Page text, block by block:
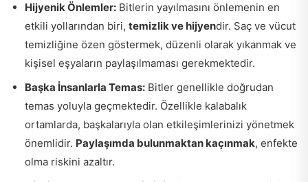
Hijyenik Önlemler: Bitlerin yayılmasını önlemenin en
etkili yollarından biri, temizlik ve hijyendir. Saç ve vücut
temizliğine özen göstermek, düzenli olarak yıkanmak ve
kişisel eşyaların paylaşılmaması gerekmektedir.
Başka İnsanlarla Temas: Bitler genellikle doğrudan
temas yoluyla geçmektedir. Özellikle kalabalık
ortamlarda, başkalarıyla olan etkileşimlerinizi yönetmek
önemlidir. Paylaşımda bulunmaktan kaçınmak, enfekte
olma riskini azaltır.